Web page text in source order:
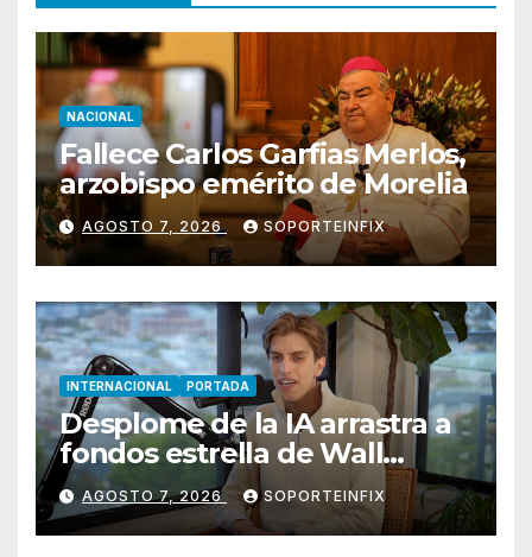
NACIONAL
Fallece Carlos Garfias Merlos,
arzobispo emérito de Morelia
AGOSTO 7, 2026 SOPORTEINFIX
INTERNACIONAL PORTADA
Desplome de la IA arrastra a
fondos estrella de Wall
Street
AGOSTO 7, 2026 SOPORTEINFIX